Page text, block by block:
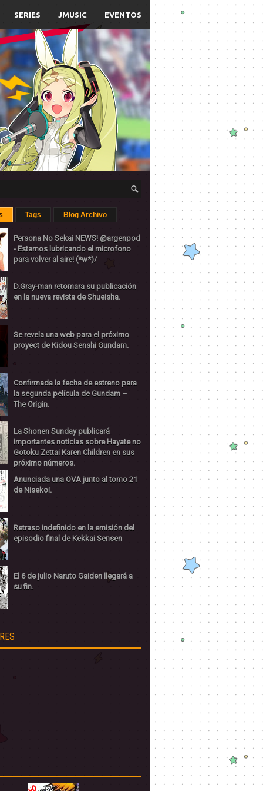
SERIES JMUSIC EVENTOS
Tags Blog Archivo
Persona No Sekai NEWS! @argenpod
- Estamos lubricando el microfono
para volver al aire! (*w*)/
D.Gray-man retomara su publicación
en la nueva revista de Shueisha.
Se revela una web para el próximo
proyect de Kidou Senshi Gundam.
Confirmada la fecha de estreno para
la segunda película de Gundam –
The Origin.
La Shonen Sunday publicará
importantes noticias sobre Hayate no
Gotoku Zettai Karen Children en sus
próximo números.
Anunciada una OVA junto al tomo 21
de Nisekoi.
Retraso indefinido en la emisión del
episodio final de Kekkai Sensen
El 6 de julio Naruto Gaiden llegará a
su fin.